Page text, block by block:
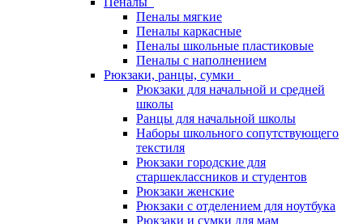
Пеналы мягкие
Пеналы каркасные
Пеналы школьные пластиковые
Пеналы с наполнением
Рюкзаки, ранцы, сумки
Рюкзаки для начальной и средней
школы
Ранцы для начальной школы
Наборы школьного сопутствующего
текстиля
Рюкзаки городские для
старшеклассников и студентов
Рюкзаки женские
Рюкзаки с отделением для ноутбука
Рюкзаки и сумки для мам